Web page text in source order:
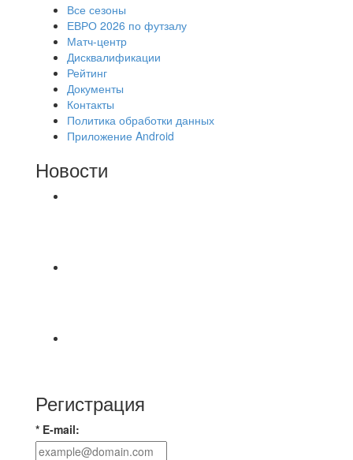
Все сезоны
ЕВРО 2026 по футзалу
Матч-центр
Дисквалификации
Рейтинг
Документы
Контакты
Политика обработки данных
Приложение Android
Новости
Регистрация
* E-mail: